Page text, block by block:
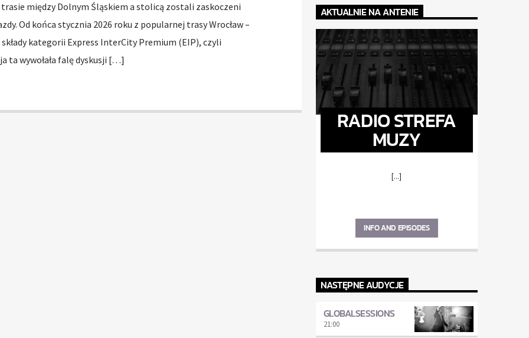
trasie między Dolnym Śląskiem a stolicą zostali zaskoczeni
Od końca stycznia 2026 roku z popularnej trasy Wrocław –
kategorii Express InterCity Premium (EIP), czyli
ta wywołała falę dyskusji […]
AKTUALNIE NA ANTENIE
RADIO STREFA
MUZY
[...]
INFO AND EPISODES
NASTĘPNE AUDYCJE
GLOBALSESSIONS
21:00